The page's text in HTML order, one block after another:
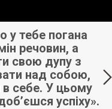
тебе погана
речовин, а
свою дупу з
над собою,
в себе. У цьому
успіху».